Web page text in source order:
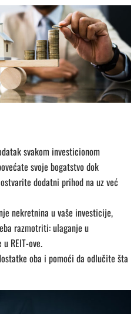
svakom investicionom
svoje bogatstvo dok
dodatni prihod na uz već
nekretnina u vaše investicije,
razmotriti: ulaganje u
REIT-ove.
oba i pomoći da odlučite šta